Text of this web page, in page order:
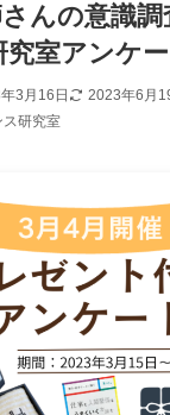
んの意識
室アンケー
3月16日
2023年6月
研究室